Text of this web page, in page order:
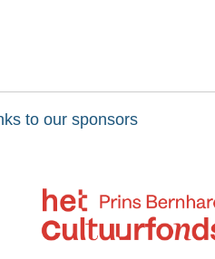
to our sponsors